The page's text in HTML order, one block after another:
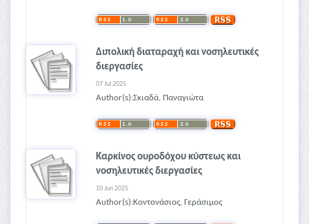
Διπολική διαταραχή και νοσηλευτικές
διεργασίες
07 Jul 2025
Author(s):Σκιαδά, Παναγιώτα
Καρκίνος ουροδόχου κύστεως και
νοσηλευτικές διεργασίες
10 Jun 2025
Author(s):Κοντονάσιος, Γεράσιμος